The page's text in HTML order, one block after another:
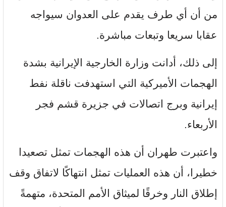
من أن أي طرف يقدم على العدوان سيواجه
عقابا سريعا وتبعات مباشرة.
إلى ذلك، أدانت وزارة الخارجية الإيرانية بشدة
الهجمات الأميركية التي استهدفت ناقلة نفط
إيرانية وبرج اتصالات في جزيرة قشم فجر
الأربعاء.
واعتبرت طهران أن هذه الهجمات تمثل تصعيدا
خطيرا، أن هذه العمليات تمثل انتهاكًا لاتفاق وقف
إطلاق النار وخرقًا لميثاق الأمم المتحدة، متهمةً